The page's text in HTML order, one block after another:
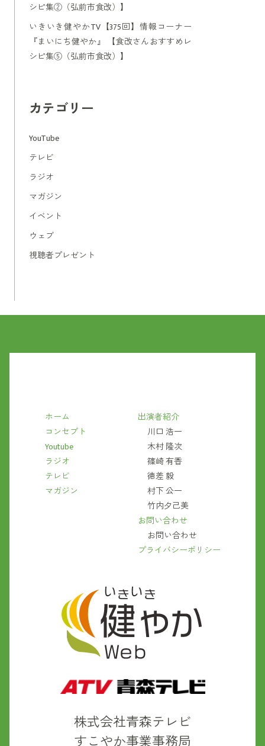
シピ集②（弘前市食改）】
いきいき健やかTV【375回】情報コーナー
『まいにち健やか』 【食改さんおすすめレ
シピ集⑤（弘前市食改）】
カテゴリー
YouTube
テレビ
ラジオ
マガジン
イベント
ウェブ
視聴者プレゼント
株式会社青森テレビ
ホーム
コンセプト
Youtube
ラジオ
テレビ
マガジン
出演者紹介
川口 浩一
木村 隆次
篠崎 有香
徳差 毅
村下 公一
竹内夕己美
お問い合わせ
お問い合わせ
プライバシーポリシー